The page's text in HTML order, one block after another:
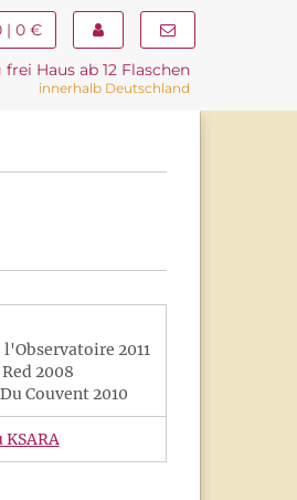
| 0 €
Haus ab 12 Flaschen
innerhalb Deutschland
l'Observatoire 2011
2008
Couvent 2010
KSARA